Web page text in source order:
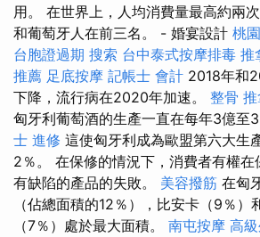
用。 在世界上，人均消費量最高約兩
和葡萄牙人在前三名。 - 婚宴設計 桃
台胞證過期 搜索 台中泰式按摩排毒 推
推薦 足底按摩 記帳士 會計 2018年和
下降，流行病在2020年加速。 整骨
匈牙利葡萄酒的生產一直在每年3億至
士 進修 這使匈牙利成為歐盟第六大生
2％。 在保修的情況下，消費者有權在
有缺陷的產品的失敗。 美容撥筋 在匈
（佔總面積的12％），比安卡（9％
（7％）處於最大面積。 南屯按摩 高